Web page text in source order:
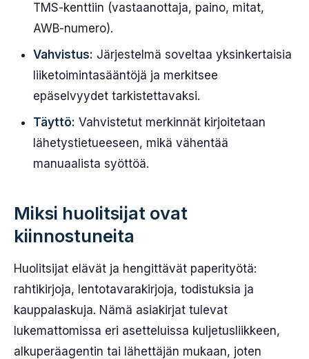
TMS-kenttiin (vastaanottaja, paino, mitat,
AWB-numero).
Vahvistus: Järjestelmä soveltaa yksinkertaisia
liiketoimintasääntöjä ja merkitsee
epäselvyydet tarkistettavaksi.
Täyttö: Vahvistetut merkinnät kirjoitetaan
lähetystietueeseen, mikä vähentää
manuaalista syöttöä.
Miksi huolitsijat ovat
kiinnostuneita
Huolitsijat elävät ja hengittävät paperityötä:
rahtikirjoja, lentotavarakirjoja, todistuksia ja
kauppalaskuja. Nämä asiakirjat tulevat
lukemattomissa eri asetteluissa kuljetusliikkeen,
alkuperäagentin tai lähettäjän mukaan, joten